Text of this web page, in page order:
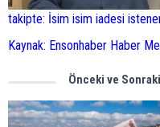
takipte: İsim isim iadesi
Kaynak: Ensonhaber Haber
Önceki ve